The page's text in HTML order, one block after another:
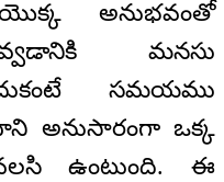
అనుభవంతో
మనసు
సమయము
దాని అనుసారంగా ఒక్క
ఉంటుంది. ఈ